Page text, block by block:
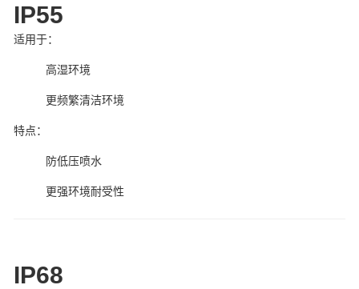
IP55
适用于：
高湿环境
更频繁清洁环境
特点：
防低压喷水
更强环境耐受性
IP68